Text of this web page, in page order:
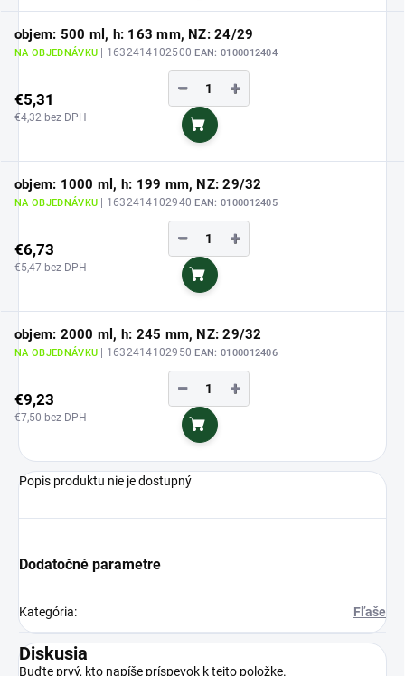
objem: 500 ml, h: 163 mm, NZ: 24/29
NA OBJEDNÁVKU | 1632414102500EAN: 0100012404
€5,31
€4,32 bez DPH
+
−
Do košíka
objem: 1000 ml, h: 199 mm, NZ: 29/32
NA OBJEDNÁVKU | 1632414102940EAN: 0100012405
€6,73
€5,47 bez DPH
+
−
Do košíka
objem: 2000 ml, h: 245 mm, NZ: 29/32
NA OBJEDNÁVKU | 1632414102950EAN: 0100012406
€9,23
€7,50 bez DPH
+
−
Do košíka
Popis produktu nie je dostupný
Dodatočné parametre
Kategória: Fľaše
Diskusia
Buďte prvý, kto napíše príspevok k tejto položke.